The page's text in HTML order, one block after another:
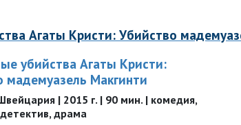
Агаты Кристи: Убийство
убийства Агаты Кристи:
мадемуазель Макгинти
| 2015 г. | 90 мин. | комедия,
драма